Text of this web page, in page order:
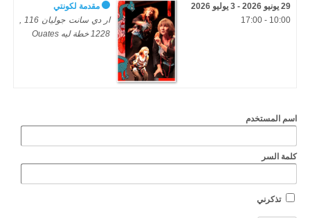
29 يونيو 2026 - 3 يوليو 2026
10:00 - 17:00
مقدمة لكونتي
ار دي سانت جوليان 116 ,
1228 خطة ليه Ouates
اسم المستخدم
كلمة السر
تذكرني